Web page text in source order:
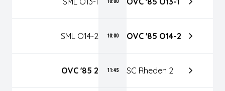
10:00
SML O14-2 10:00 OVC '85 O14-2
OVC '85 2 11:45 SC Rheden 2